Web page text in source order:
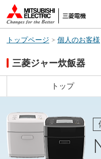
トップページ 個人のお客様
三菱ジャー炊飯器
トップ